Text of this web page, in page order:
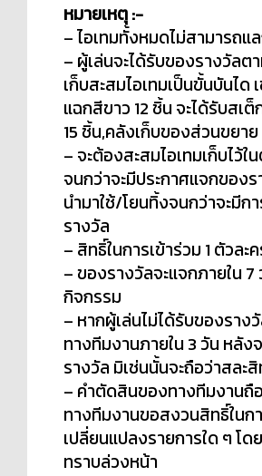
หมายเหตุ :-
– ไอเทมทั้งหมดไม่สามารถแ
– ผู้เล่นจะได้รับของรางวัลต
เก็บสะสมไอเทมเป็นขั้นบันได
แฉกสีขาว 12 ชิ้น จะได้รับสเ
15 ชิ้น,คลังเก็บของส่วนขยาย
– จะต้องสะสมไอเทมเก็บไว้ใ
จนกว่าจะมีประกาศแจกของ
นำมาใช้/โยนทิ้งจนกว่าจะมีก
รางวัล
– สิทธิ์ในการเข้าร่วม 1 ตัวละ
– ของรางวัลจะแจกภายใน
กิจกรรม
– หากผู้เล่นไม่ได้รับของราง
ทางทีมงานภายใน 3 วัน หลัง
รางวัล มิเช่นนั้นจะถือว่าสละ
– คำตัดสินของทางทีมงานถื
ทางทีมงานขอสงวนสิทธิ์ในก
เปลี่ยนแปลงรายการใด ๆ โด
ทราบล่วงหน้า